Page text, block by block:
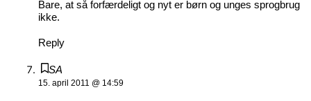
Bare, at så forfærdeligt og nyt er børn og unges sprogbrug
ikke.
Reply
SA
15. april 2011 @ 14:59